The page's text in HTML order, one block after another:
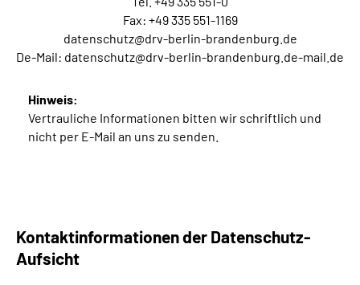
Fax: +49 335 551-1169
datenschutz@drv-berlin-brandenburg.de
De-Mail: datenschutz@drv-berlin-brandenburg.de-mail.de
Hinweis:
Vertrauliche Informationen bitten wir schriftlich und
nicht per E-Mail an uns zu senden.
Kontaktinformationen der Datenschutz-
Aufsicht